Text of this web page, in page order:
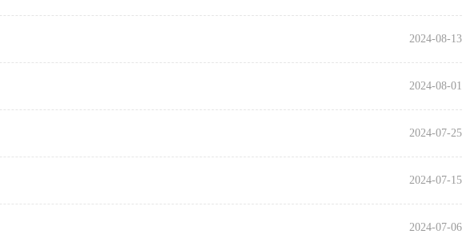
2024-08-13
2024-08-01
2024-07-25
2024-07-15
2024-07-06